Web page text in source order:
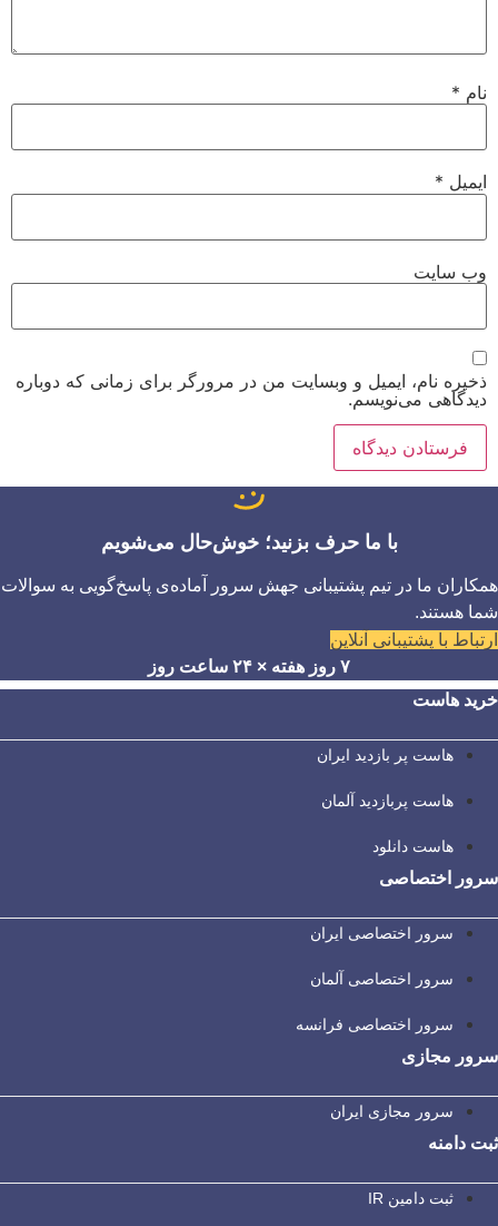
نام *
ایمیل *
وب‌ سایت
ذخیره نام، ایمیل و وبسایت من در مرورگر برای زمانی که دوباره
دیدگاهی می‌نویسم.
با ما حرف بزنید؛ خوش‌حال می‌شویم
همکاران ما در تیم پشتیبانی جهش سرور آماده‌ی پاسخ‌گویی به سوالات
شما هستند.
ارتباط با پشتیبانی آنلاین
۷ روز هفته × ۲۴ ساعت روز
خرید هاست
هاست پر بازدید ایران
هاست پربازدید آلمان
هاست دانلود
سرور اختصاصی
سرور اختصاصی ایران
سرور اختصاصی آلمان
سرور اختصاصی فرانسه
سرور مجازی
سرور مجازی ایران
ثبت دامنه
ثبت دامین IR